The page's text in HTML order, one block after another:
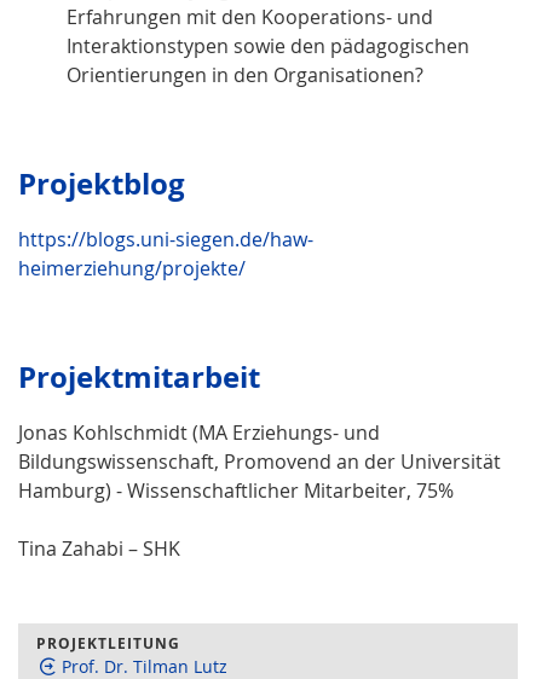
Erfahrungen mit den Kooperations- und
Interaktionstypen sowie den pädagogischen
Orientierungen in den Organisationen?
Projektblog
https://blogs.uni-siegen.de/haw-
heimerziehung/projekte/
Projektmitarbeit
Jonas Kohlschmidt (MA Erziehungs- und
Bildungswissenschaft, Promovend an der Universität
Hamburg) - Wissenschaftlicher Mitarbeiter, 75%
Tina Zahabi – SHK
PROJEKTLEITUNG
Prof. Dr. Tilman Lutz